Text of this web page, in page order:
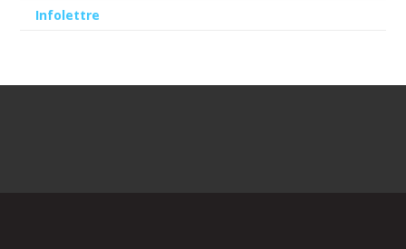
Infolettre